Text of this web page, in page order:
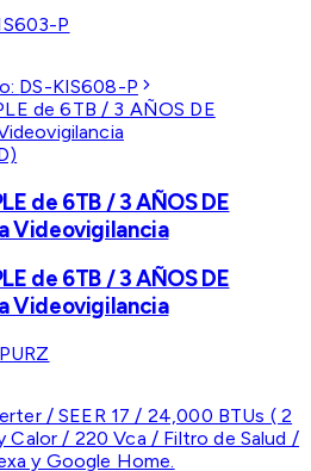
P
DS-KIS608-P
de 6TB / 3 AÑOS DE
Videovigilancia
de 6TB / 3 AÑOS DE
Videovigilancia